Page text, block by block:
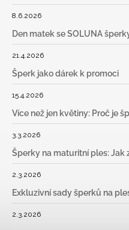
8.6.2026
Den matek se SOLUNA
21.4.2026
Šperk jako dárek k promoci
15.4.2026
Více než jen květiny: Proč je
3.3.2026
Šperky na maturitní ples: Jak
2.3.2026
Exkluzivní sady šperků na
2.3.2026